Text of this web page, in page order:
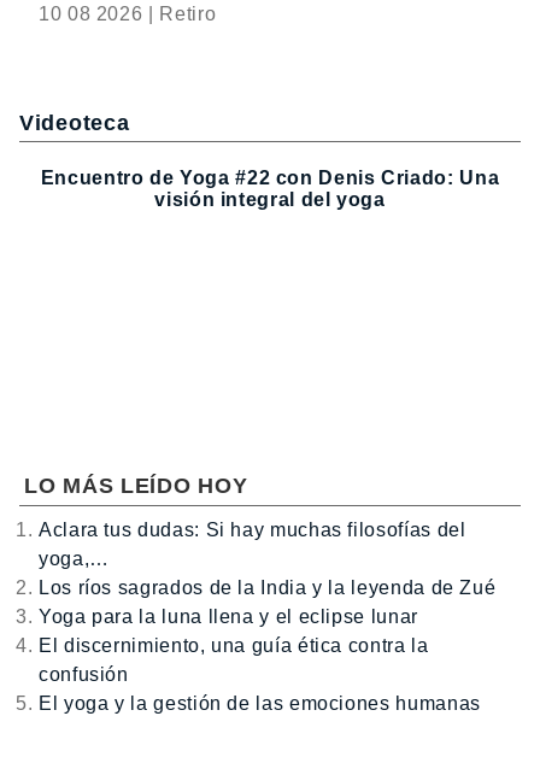
10 08 2026 | Retiro
Videoteca
Encuentro de Yoga #22 con Denis Criado: Una
visión integral del yoga
LO MÁS LEÍDO HOY
Aclara tus dudas: Si hay muchas filosofías del
yoga,…
Los ríos sagrados de la India y la leyenda de Zué
Yoga para la luna llena y el eclipse lunar
El discernimiento, una guía ética contra la
confusión
El yoga y la gestión de las emociones humanas